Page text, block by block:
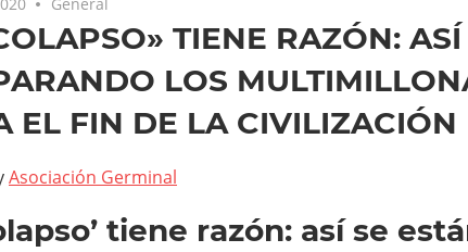
TIENE RAZÓN: ASÍ
LOS
EL FIN DE LA CIVILIZACIÓN
Asociación Germinal
tiene razón: así se